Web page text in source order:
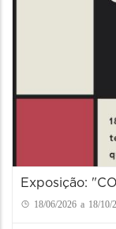
Exposição:
18/06/2026 a 18/